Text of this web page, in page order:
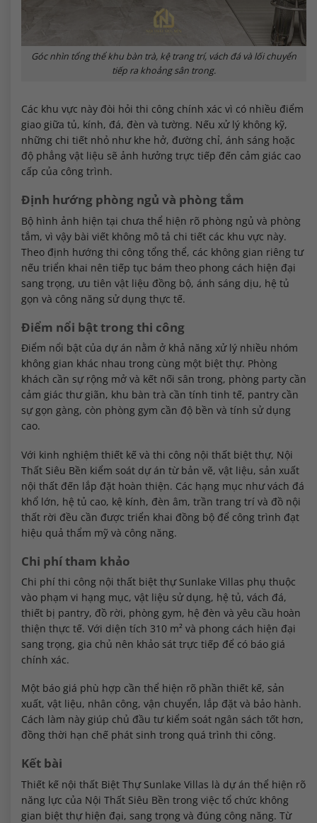
Góc nhìn tổng thể khu bàn trà, kệ trang trí, vách đá và lối chuyển
tiếp ra khoảng sân trong.
Các khu vực này đòi hỏi thi công chính xác vì có nhiều điểm
giao giữa tủ, kính, đá, đèn và tường. Nếu xử lý không kỹ,
những chi tiết nhỏ như khe hở, đường chỉ, ánh sáng hoặc
độ phẳng vật liệu sẽ ảnh hưởng trực tiếp đến cảm giác cao
cấp của công trình.
Định hướng phòng ngủ và phòng tắm
Bộ hình ảnh hiện tại chưa thể hiện rõ phòng ngủ và phòng
tắm, vì vậy bài viết không mô tả chi tiết các khu vực này.
Theo định hướng thi công tổng thể, các không gian riêng tư
nếu triển khai nên tiếp tục bám theo phong cách hiện đại
sang trọng, ưu tiên vật liệu đồng bộ, ánh sáng dịu, hệ tủ
gọn và công năng sử dụng thực tế.
Điểm nổi bật trong thi công
Điểm nổi bật của dự án nằm ở khả năng xử lý nhiều nhóm
không gian khác nhau trong cùng một biệt thự. Phòng
khách cần sự rộng mở và kết nối sân trong, phòng party cần
cảm giác thư giãn, khu bàn trà cần tính tinh tế, pantry cần
sự gọn gàng, còn phòng gym cần độ bền và tính sử dụng
cao.
Với kinh nghiệm thiết kế và thi công nội thất biệt thự, Nội
Thất Siêu Bền kiểm soát dự án từ bản vẽ, vật liệu, sản xuất
nội thất đến lắp đặt hoàn thiện. Các hạng mục như vách đá
khổ lớn, hệ tủ cao, kệ kính, đèn âm, trần trang trí và đồ nội
thất rời đều cần được triển khai đồng bộ để công trình đạt
hiệu quả thẩm mỹ và công năng.
Chi phí tham khảo
Chi phí thi công nội thất biệt thự Sunlake Villas phụ thuộc
vào phạm vi hạng mục, vật liệu sử dụng, hệ tủ, vách đá,
thiết bị pantry, đồ rời, phòng gym, hệ đèn và yêu cầu hoàn
thiện thực tế. Với diện tích 310 m² và phong cách hiện đại
sang trọng, gia chủ nên khảo sát trực tiếp để có báo giá
chính xác.
Một báo giá phù hợp cần thể hiện rõ phần thiết kế, sản
xuất, vật liệu, nhân công, vận chuyển, lắp đặt và bảo hành.
Cách làm này giúp chủ đầu tư kiểm soát ngân sách tốt hơn,
đồng thời hạn chế phát sinh trong quá trình thi công.
Kết bài
Thiết kế nội thất Biệt Thự Sunlake Villas là dự án thể hiện rõ
năng lực của Nội Thất Siêu Bền trong việc tổ chức không
gian biệt thự hiện đại, sang trọng và đúng công năng. Từ